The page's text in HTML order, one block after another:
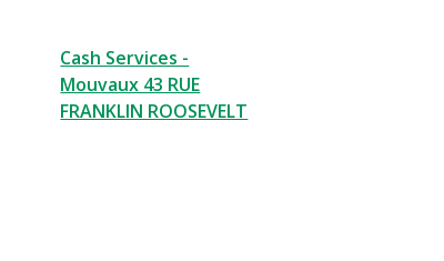
Cash Services -
Mouvaux 43 RUE
FRANKLIN ROOSEVELT